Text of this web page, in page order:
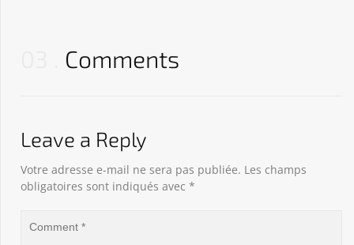
Comments
Leave a Reply
Votre adresse e-mail ne sera pas publiée. Les champs
obligatoires sont indiqués avec *